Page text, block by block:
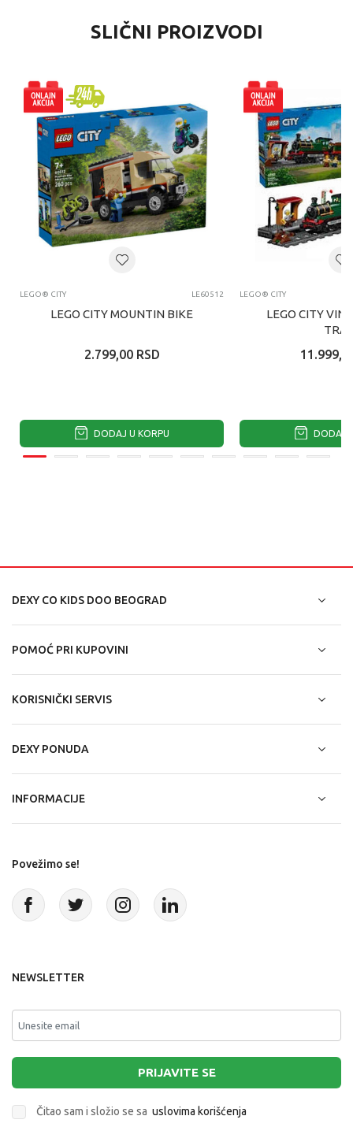
SLIČNI PROIZVODI
LEGO® CITY LE60512
LEGO CITY MOUNTIN BIKE
2.799,00 RSD
DODAJ U KORPU
LEGO® CITY
LEGO CITY
DODAJ
DEXY CO KIDS DOO BEOGRAD
POMOĆ PRI KUPOVINI
KORISNIČKI SERVIS
DEXY PONUDA
INFORMACIJE
Povežimo se!
NEWSLETTER
PRIJAVITE SE
Čitao sam i složio se sa uslovima korišćenja